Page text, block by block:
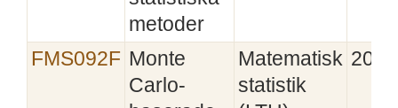
metoder
FMS092F Monte
Carlo-
Matematisk
statistik